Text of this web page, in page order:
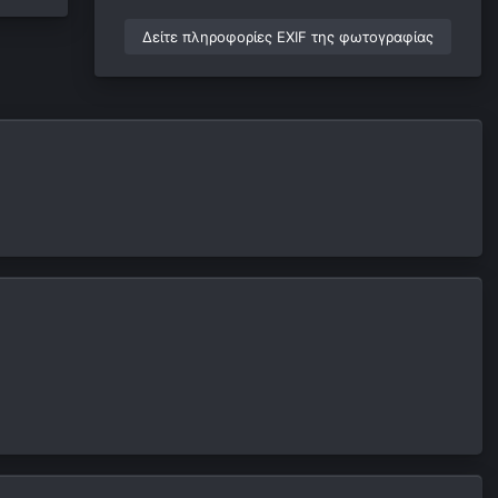
Δείτε πληροφορίες EXIF της φωτογραφίας